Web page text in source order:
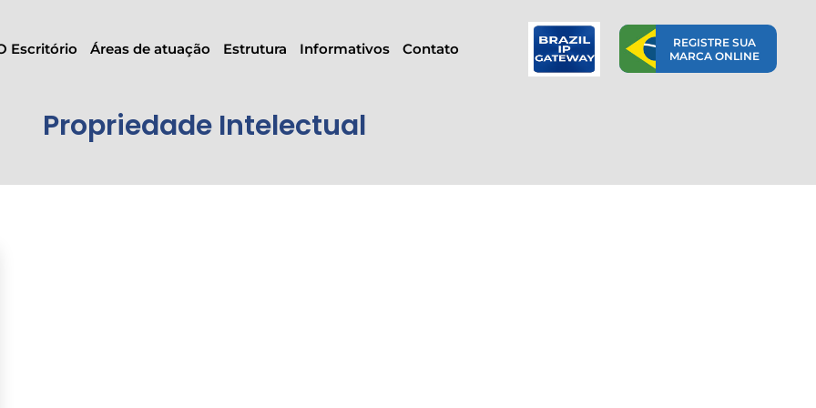
Escritório Áreas de atuação Estrutura Informativos Contato
REGISTRE SUA
MARCA ONLINE
Propriedade Intelectual